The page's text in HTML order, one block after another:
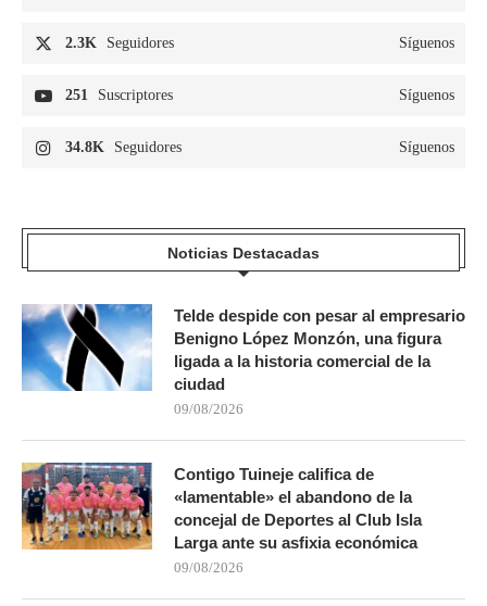
2.3K Seguidores Síguenos
251 Suscriptores Síguenos
34.8K Seguidores Síguenos
Noticias Destacadas
Telde despide con pesar al empresario
Benigno López Monzón, una figura
ligada a la historia comercial de la
ciudad
09/08/2026
Contigo Tuineje califica de
«lamentable» el abandono de la
concejal de Deportes al Club Isla
Larga ante su asfixia económica
09/08/2026